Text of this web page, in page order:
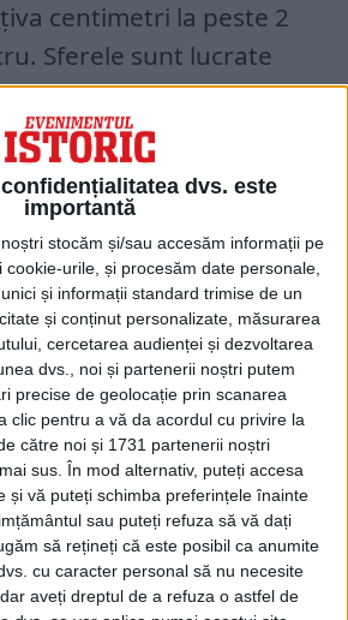
dvs. este
importantă
stocăm și/sau accesăm informații pe
cookie-urile, și procesăm date personale,
și informații standard trimise de un
și conținut personalizate, măsurarea
cercetarea audienței și dezvoltarea
dvs., noi și partenerii noștri putem
precise de geolocație prin scanarea
clic pentru a vă da acordul cu privire la
către noi și 1731 partenerii noștri
sus. În mod alternativ, puteți accesa
și vă puteți schimba preferințele înainte
sau puteți refuza să vă dați
să rețineți că este posibil ca anumite
cu caracter personal să nu necesite
aveți dreptul de a refuza o astfel de
centimetri la peste 2
Sferele sunt lucrate
gabbro, o rocă
dar există și
utilizează calcar și gresie.
a acestor sfere a